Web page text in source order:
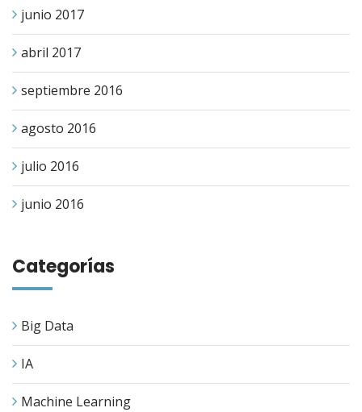
junio 2017
abril 2017
septiembre 2016
agosto 2016
julio 2016
junio 2016
Categorías
Big Data
IA
Machine Learning